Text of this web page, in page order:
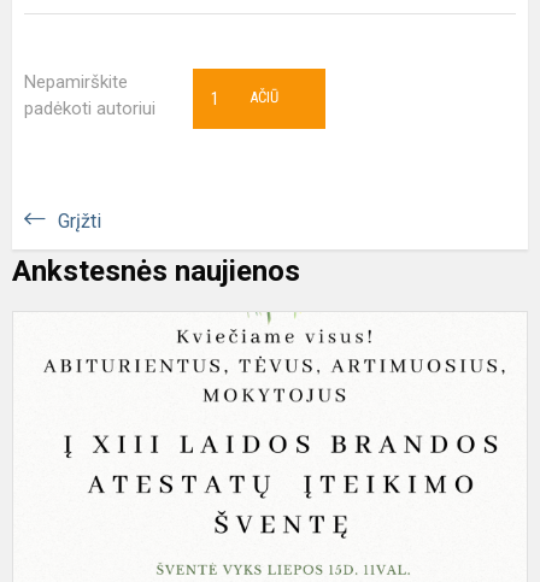
Nepamirškite
padėkoti autoriui
AČIŪ
1
Grįžti
Ankstesnės naujienos